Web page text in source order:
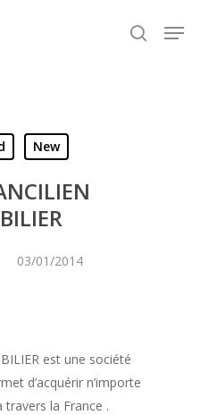
search
New
03/01/2014
est une société
d’acquérir n’importe
la France .